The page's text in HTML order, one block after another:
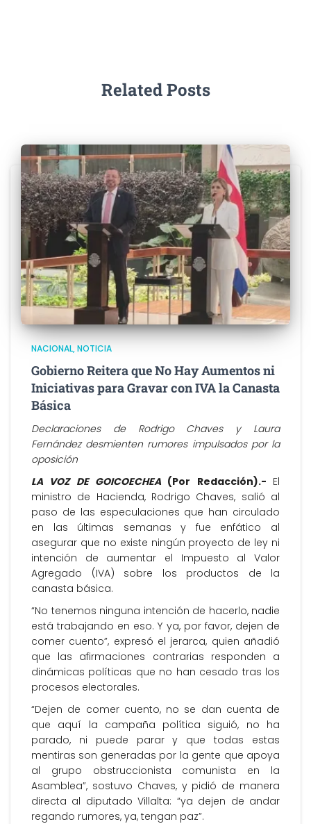
Related Posts
NACIONAL NOTICIA
Gobierno Reitera que No Hay Aumentos ni
Iniciativas para Gravar con IVA la Canasta
Básica
Declaraciones de Rodrigo Chaves y Laura
Fernández desmienten rumores impulsados por la
oposición
LA VOZ DE GOICOECHEA (Por Redacción).- El
ministro de Hacienda, Rodrigo Chaves, salió al
paso de las especulaciones que han circulado
en las últimas semanas y fue enfático al
asegurar que no existe ningún proyecto de ley ni
intención de aumentar el Impuesto al Valor
Agregado (IVA) sobre los productos de la
canasta básica.
“No tenemos ninguna intención de hacerlo, nadie
está trabajando en eso. Y ya, por favor, dejen de
comer cuento”, expresó el jerarca, quien añadió
que las afirmaciones contrarias responden a
dinámicas políticas que no han cesado tras los
procesos electorales.
“Dejen de comer cuento, no se dan cuenta de
que aquí la campaña política siguió, no ha
parado, ni puede parar y que todas estas
mentiras son generadas por la gente que apoya
al grupo obstruccionista comunista en la
Asamblea”, sostuvo Chaves, y pidió de manera
directa al diputado Villalta: “ya dejen de andar
regando rumores, ya, tengan paz”.